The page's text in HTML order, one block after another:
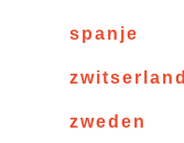
spanje
zwitserland
zweden